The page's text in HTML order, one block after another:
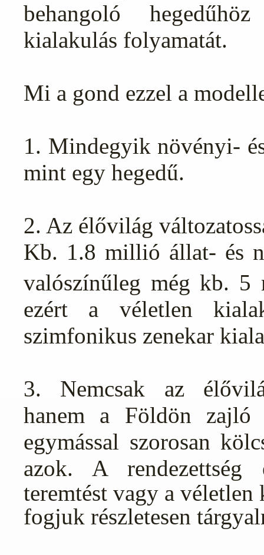
behangoló
kialakulás folyamatát.
Mi a gond ezzel a
1. Mindegyik növényi-
mint egy hegedű.
2. Az élővilág
Kb. 1.8 millió állat- és
valószínűleg még kb. 5
ezért a véletlen
szimfonikus zenekar
3. Nemcsak az
hanem a Földön zajló
egymással szorosan
azok. A rendezettség
teremtést vagy a
fogjuk részletesen